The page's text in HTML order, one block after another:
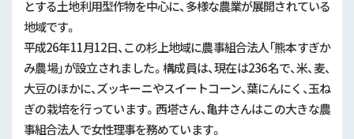
とする土地利用型作物を中心に、多様な農業が展開されている
地域です。
平成26年11月12日、この杉上地域に農事組合法人「熊本すぎか
み農場」が設立されました。構成員は、現在は236名で、米、麦、
大豆のほかに、ズッキーニやスイートコーン、葉にんにく、玉ね
ぎの栽培を行っています。西塔さん、亀井さんはこの大きな農
事組合法人で女性理事を務めています。